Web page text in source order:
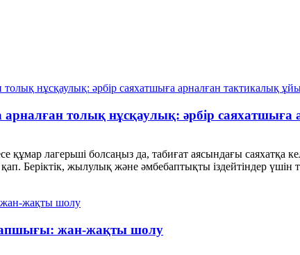
арналған толық нұсқаулық: әрбір
құмар лагерьші болсаңыз да, табиғат аясындағы
Беріктік, жылулық және әмбебаптықты іздейтіндер
жан-жақты шолу